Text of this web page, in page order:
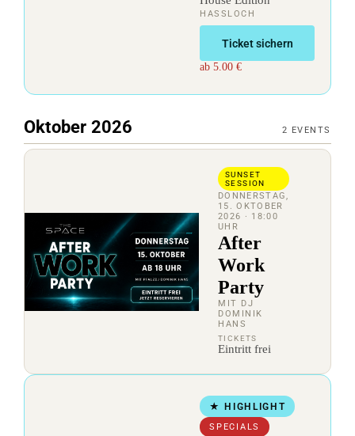
HASSLOCH
Ticket sichern
ab 5.00 €
Oktober 2026 2 EVENTS
SUNSET
SESSION
DONNERSTAG,
15. OKTOBER
2026 · 18:00
UHR
After
Work
Party
MIT DJ
DOMINIK
HANS
TICKETS
Eintritt frei
★ HIGHLIGHT
SPECIALS